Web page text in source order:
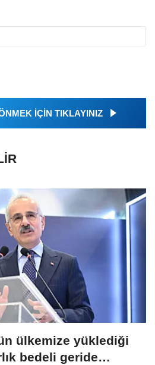
İÇİN TIKLAYINIZ
ülkemize yüklediği
bedeli geride